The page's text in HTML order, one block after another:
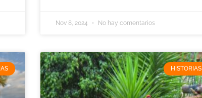
Nov 8, 2024 No hay comentarios
HISTORIAS